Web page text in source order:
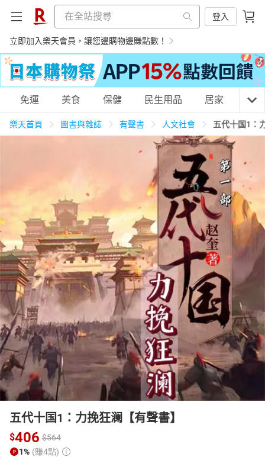
登入
立即加入樂天會員，讓您邊購物邊賺點數！
購物網分類
養生保健 民生用品
居家生活 3C家電 運動休閒 親子玩具
女裝 男裝 化妝保養 情趣用品
日本購物 電子/紙本書
HOT
免運 美食 保健 民生用品 居家 3C
樂天首頁 圖書與雜誌 有聲書 人文社會 五代十国1：
五代十国1：力挽狂澜【有聲書】
$406 $564
1% (賺4點)